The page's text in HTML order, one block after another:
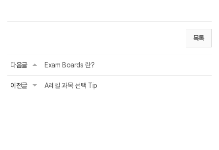
목록
다음글 Exam Boards 란?
이전글 A레벨 과목 선택 Tip